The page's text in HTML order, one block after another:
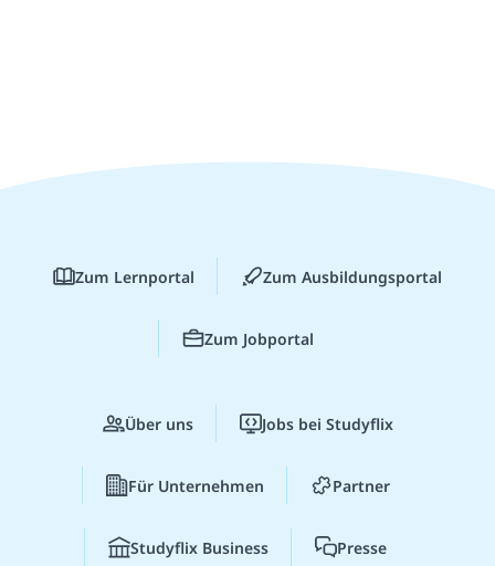
Zum Lernportal Zum Ausbildungsportal
Zum Jobportal
Über uns Jobs bei Studyflix
Für Unternehmen Partner
Studyflix Business Presse